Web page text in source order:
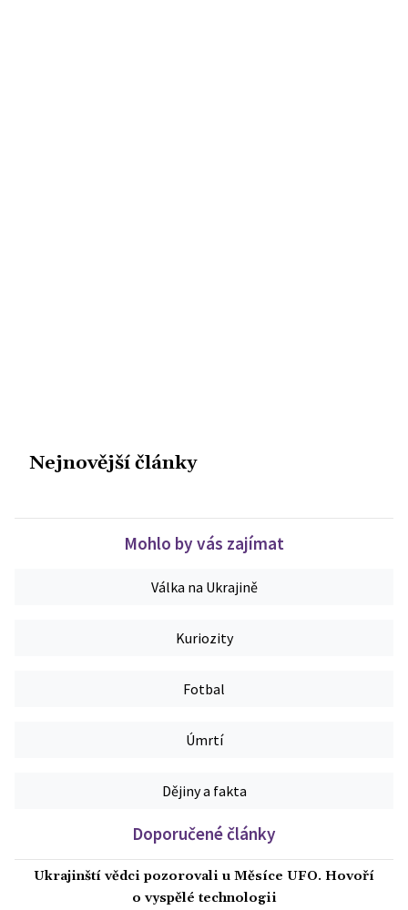
Nejnovější články
Mohlo by vás zajímat
Válka na Ukrajině
Kuriozity
Fotbal
Úmrtí
Dějiny a fakta
Doporučené články
Ukrajinští vědci pozorovali u Měsíce UFO. Hovoří
o vyspělé technologii